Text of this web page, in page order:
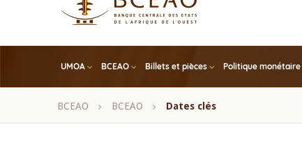
UMOA BCEAO Billets et pièces Politique monétaire
Fil
BCEAO BCEAO Dates clés